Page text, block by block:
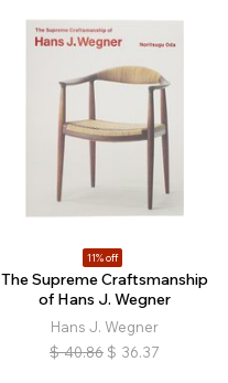
11% off
The Supreme Craftsmanship
of Hans J. Wegner
Hans J. Wegner
$ 40.86 $ 36.37